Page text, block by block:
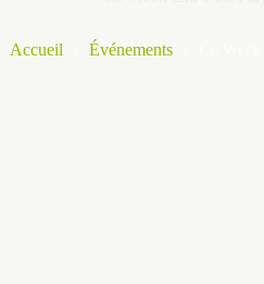
Accueil Événements